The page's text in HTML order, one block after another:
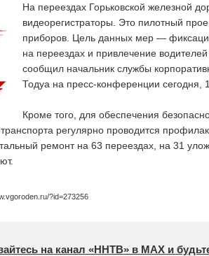
На переездах Горьковской железной
видеорегистраторы. Это пилотный
приборов. Цель данных мер —
на переездах и привлечение
сообщил начальник службы
Тодуа на пресс-конференции сегодня,
Кроме того, для обеспечения
регулярно проводится
ремонт на 63 переездах, на 31
?id=273256
на канал «ННТВ» в МАХ и